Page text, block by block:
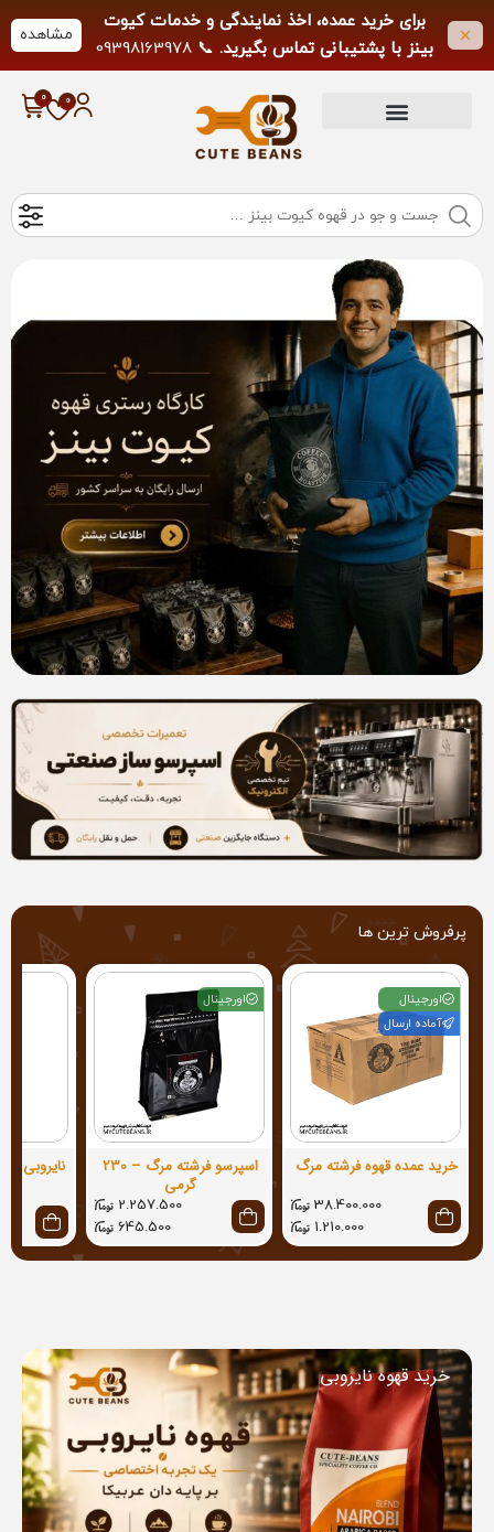
برای خرید عمده، اخذ نمایندگی و خدمات کیوت
بینز با پشتیبانی تماس بگیرید. 📞 09398163978
لطفاً از تماس خارج از ساعات کاری خودداری
فرمایید.
مشاهده
پرفروش ترین ها
اورجینال
آماده ارسال
خرید عمده قهوه فرشته مرگ
38.400.000
1.210.000
اورجینال
اسپرسو فرشته مرگ – 230
گرمی
2.257.500
645.500
خرید قهوه نایروبی